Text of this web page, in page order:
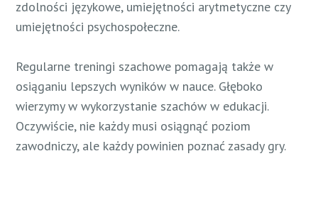
zdolności językowe, umiejętności arytmetyczne czy
umiejętności psychospołeczne.
Regularne treningi szachowe pomagają także w
osiąganiu lepszych wyników w nauce. Głęboko
wierzymy w wykorzystanie szachów w edukacji.
Oczywiście, nie każdy musi osiągnąć poziom
zawodniczy, ale każdy powinien poznać zasady gry.